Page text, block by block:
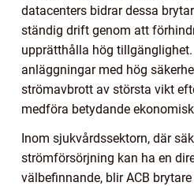
datacenters bidrar dessa
ständig drift genom att
upprätthålla hög
anläggningar med hög
strömavbrott av största vikt
medföra betydande
Inom sjukvårdssektorn, där
strömförsörjning kan ha en
välbefinnande, blir ACB